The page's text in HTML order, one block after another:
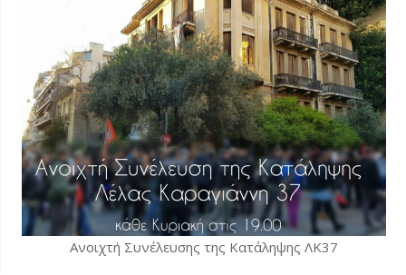
Ανοιχτή Συνέλευσης της Κατάληψης ΛΚ37